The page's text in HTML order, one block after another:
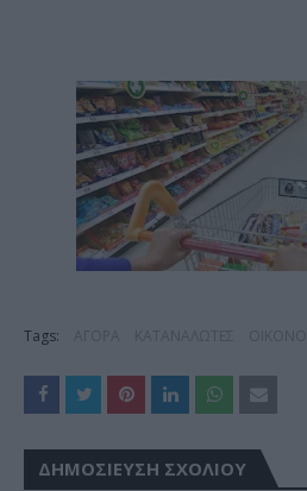
Tags:
ΔΗΜΟΣΊΕΥΣΗ ΣΧΟΛΊΟΥ